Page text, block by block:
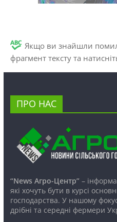
Якщо ви знайшли
фрагмент тексту та
ПРО НАС
“News Агро-Центр”–
які хочуть бути в курсі
господарства. У нашому
дрібні та середні фермери